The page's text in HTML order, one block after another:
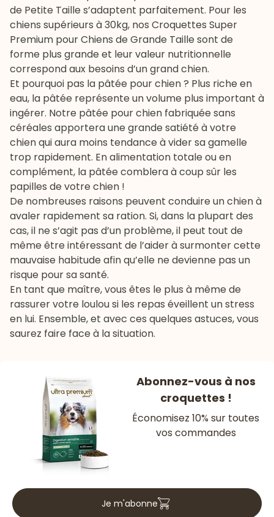
de Petite Taille s’adaptent parfaitement. Pour les
chiens supérieurs à 30kg, nos Croquettes Super
Premium pour Chiens de Grande Taille sont de
forme plus grande et leur valeur nutritionnelle
correspond aux besoins d’un grand chien.
Et pourquoi pas la pâtée pour chien? Plus riche en
eau, la pâtée représente un volume plus important à
ingérer. Notre pâtée pour chien fabriquée sans
céréales apportera une grande satiété à votre
chien qui aura moins tendance à vider sa gamelle
trop rapidement. En alimentation totale ou en
complément, la pâtée comblera à coup sûr les
papilles de votre chien !
De nombreuses raisons peuvent conduire un chien à
avaler rapidement sa ration. Si, dans la plupart des
cas, il ne s’agit pas d’un problème, il peut tout de
même être intéressant de l’aider à surmonter cette
mauvaise habitude afin qu’elle ne devienne pas un
risque pour sa santé.
En tant que maître, vous êtes le plus à même de
rassurer votre loulou si les repas éveillent un stress
en lui. Ensemble, et avec ces quelques astuces, vous
saurez faire face à la situation.
Abonnez-vous à nos
croquettes !
Économisez 10% sur toutes
vos commandes
Je m'abonne